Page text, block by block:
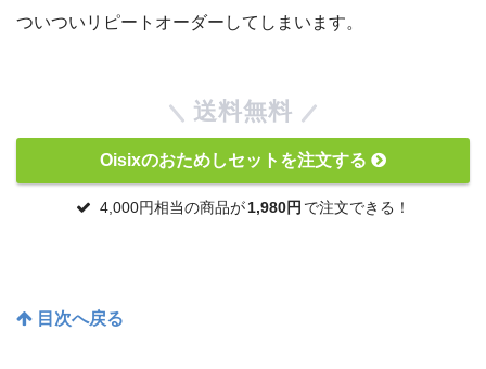
ついついリピートオーダーしてしまいます。
送料無料
Oisixのおためしセットを注文する
4,000円相当の商品が1,980円 で注文できる！
目次へ戻る